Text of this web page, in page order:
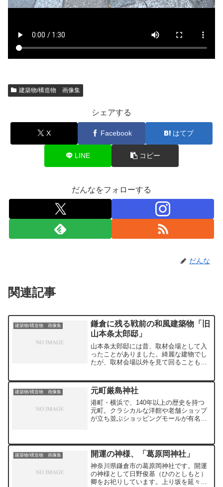
建築物/構造物 画像集
シェアする
X Facebook はてブ
LINE コピー
だんなをフォローする
だんな
関連記事
建築物/構造物 画像集
鎌倉に残る戦前の和風建築物「旧
山本条太郎邸」
山本条太郎邸には昔、取材会場として入
ったことがありました。綺麗な建物でし
たが、取材会場以外を見て回ることもで
文化祭2024の一環で特別公開されました
ので、じっくりと見学...
建築物/構造物 画像集 元町厳島神社
港町・横浜で、140年以上の歴史を持つ
元町。クラシカルな洋館や老舗ショップ
が立ち並ぶショッピングモールが有名で
展を支えてきた守護神で、4人の女神様が
祀られており、商売繁盛、金運、子宝な
ど御利益が受けられます。関東大震災や
空襲など度重なる被害を受けましたが、
そのたびに再建されてきました。現在は
鉄筋コンクリートの頑丈な社殿になって
建築物/構造物 画像集 開運の神様、「葛原岡神社」
神奈川県鎌倉市の葛原岡神社です。開運
の神様として日野俊基（ひのとしもと）
卿をお祀りしています。上り坂を延々と